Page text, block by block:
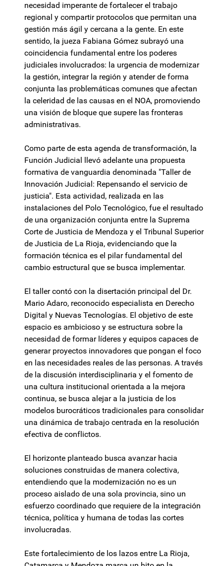
necesidad imperante de fortalecer el trabajo
regional y compartir protocolos que permitan una
gestión más ágil y cercana a la gente. En este
sentido, la jueza Fabiana Gómez subrayó una
coincidencia fundamental entre los poderes
judiciales involucrados: la urgencia de modernizar
la gestión, integrar la región y atender de forma
conjunta las problemáticas comunes que afectan
la celeridad de las causas en el NOA, promoviendo
una visión de bloque que supere las fronteras
administrativas.
Como parte de esta agenda de transformación, la
Función Judicial llevó adelante una propuesta
formativa de vanguardia denominada "Taller de
Innovación Judicial: Repensando el servicio de
justicia". Esta actividad, realizada en las
instalaciones del Polo Tecnológico, fue el resultado
de una organización conjunta entre la Suprema
Corte de Justicia de Mendoza y el Tribunal Superior
de Justicia de La Rioja, evidenciando que la
formación técnica es el pilar fundamental del
cambio estructural que se busca implementar.
El taller contó con la disertación principal del Dr.
Mario Adaro, reconocido especialista en Derecho
Digital y Nuevas Tecnologías. El objetivo de este
espacio es ambicioso y se estructura sobre la
necesidad de formar líderes y equipos capaces de
generar proyectos innovadores que pongan el foco
en las necesidades reales de las personas. A través
de la discusión interdisciplinaria y el fomento de
una cultura institucional orientada a la mejora
continua, se busca alejar a la justicia de los
modelos burocráticos tradicionales para consolidar
una dinámica de trabajo centrada en la resolución
efectiva de conflictos.
El horizonte planteado busca avanzar hacia
soluciones construidas de manera colectiva,
entendiendo que la modernización no es un
proceso aislado de una sola provincia, sino un
esfuerzo coordinado que requiere de la integración
técnica, política y humana de todas las cortes
involucradas.
Este fortalecimiento de los lazos entre La Rioja,